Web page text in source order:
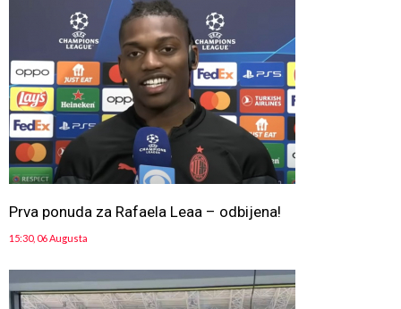
Prva ponuda za Rafaela Leaa – odbijena!
15:30, 06 Augusta